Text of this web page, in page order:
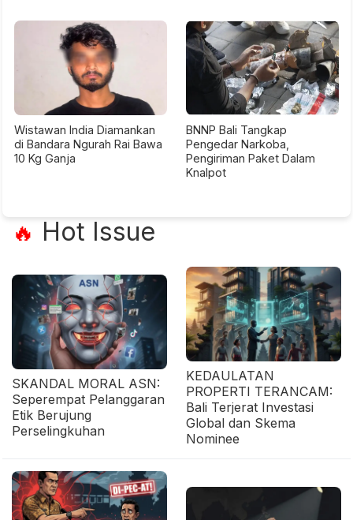
Wistawan India Diamankan
di Bandara Ngurah Rai Bawa
10 Kg Ganja
BNNP Bali Tangkap
Pengedar Narkoba,
Pengiriman Paket Dalam
Knalpot
🔥 Hot Issue
SKANDAL MORAL ASN:
Seperempat Pelanggaran
Etik Berujung
Perselingkuhan
KEDAULATAN
PROPERTI TERANCAM:
Bali Terjerat Investasi
Global dan Skema
Nominee